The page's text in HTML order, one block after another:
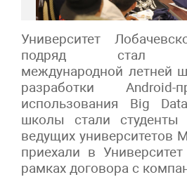
Университет
подряд стал
международной летней
разработки
использования Big
школы стали студенты
ведущих университетов
приехали в
рамках договора с